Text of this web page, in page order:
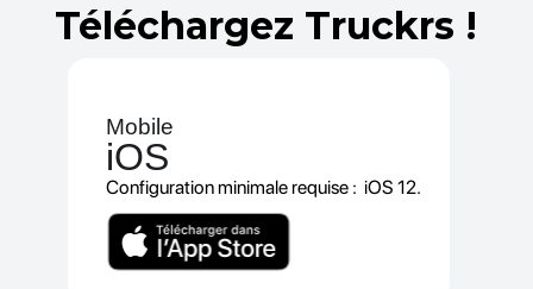
Téléchargez Truckrs !
Mobile
iOS
Configuration minimale requise : iOS 12.